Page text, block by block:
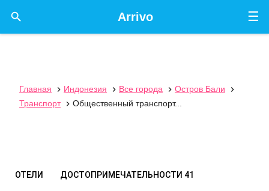
☰
Arrivo

Главная  Индонезия  Все города  Остров Бали

Транспорт
 Общественный транспорт...
ОТЕЛИ ДОСТОПРИМЕЧАТЕЛЬНОСТИ 41